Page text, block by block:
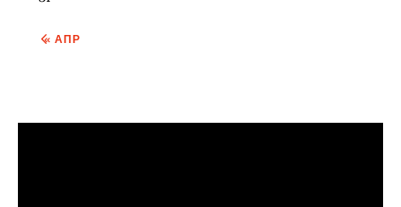
« АПР